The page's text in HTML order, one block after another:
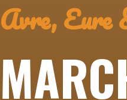
Avre, Eure